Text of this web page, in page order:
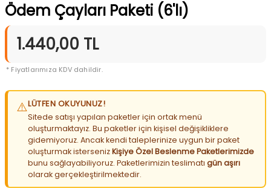
Ödem Çayları Paketi (6'lı)
1.440,00 TL
* Fiyatlarımıza KDV dahildir.
⚠️LÜTFEN OKUYUNUZ!
Sitede satışı yapılan paketler için ortak menü
oluşturmaktayız. Bu paketler için kişisel değişikliklere
gidemiyoruz. Ancak kendi taleplerinize uygun bir paket
oluşturmak istersenizKişiye Özel Beslenme Paketlerimizde
bunu sağlayabiliyoruz. Paketlerimizin teslimatı gün aşırı
olarak gerçekleştirilmektedir.